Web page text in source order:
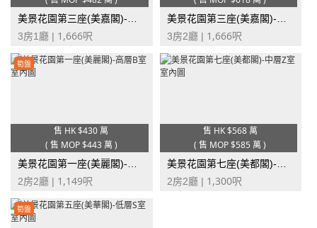
3房1廳 | 1,666呎
3房2廳 | 1,666呎
筍盤
售 HK$430 萬
( 售 MOP$443 萬 )
2房2廳 | 1,149呎
售 HK$568 萬
(售 MOP $585 萬 )
2房2廳 | 1,300呎
筍盤